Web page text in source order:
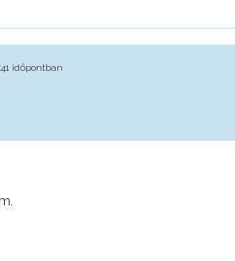
időpontban